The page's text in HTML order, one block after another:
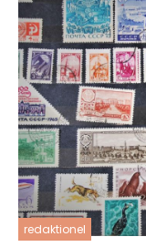
redaktionel